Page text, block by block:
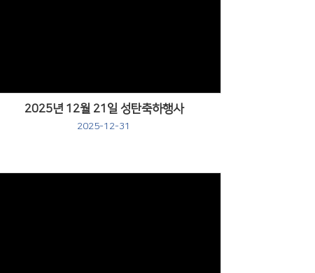
2025년 12월 21일 성탄축하행사
2025-12-31